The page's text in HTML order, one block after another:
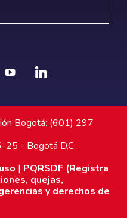
Bogotá: (601) 297
25 - Bogotá D.C.
| PQRSDF (Registra
quejas,
y derechos de